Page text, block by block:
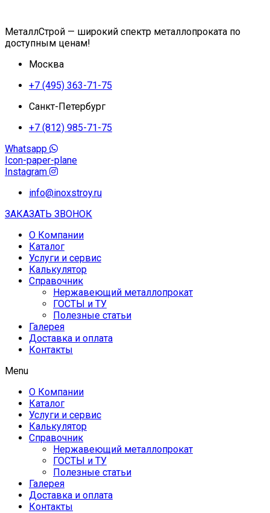
МеталлСтрой — широкий спектр металлопроката по
доступным ценам!
Москва
+7 (495) 363-71-75
Санкт-Петербург
+7 (812) 985-71-75
Whatsapp
Icon-paper-plane
Instagram
info@inoxstroy.ru
ЗАКАЗАТЬ ЗВОНОК
О Компании
Каталог
Услуги и сервис
Калькулятор
Справочник
Нержавеющий металлопрокат
ГОСТЫ и ТУ
Полезные статьи
Галерея
Доставка и оплата
Контакты
Menu
О Компании
Каталог
Услуги и сервис
Калькулятор
Справочник
Нержавеющий металлопрокат
ГОСТЫ и ТУ
Полезные статьи
Галерея
Доставка и оплата
Контакты